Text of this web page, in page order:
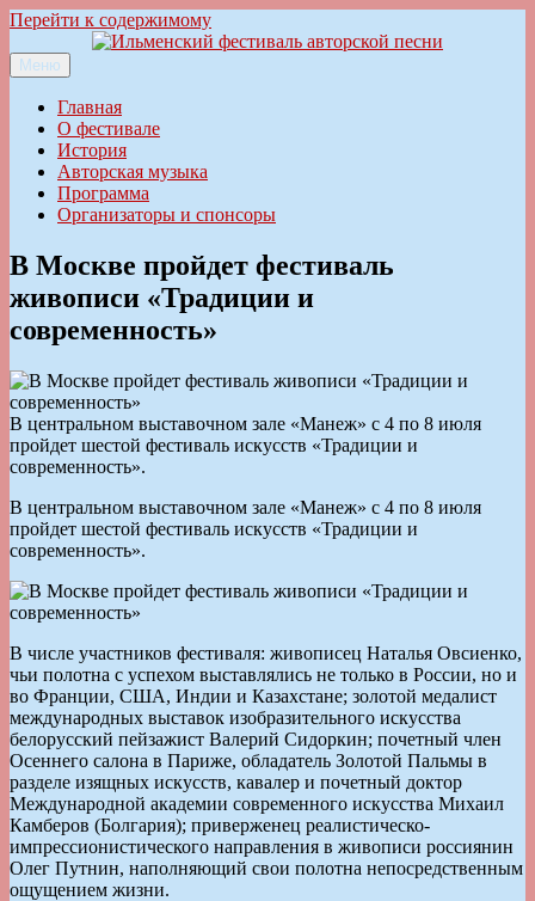
Перейти к содержимому
Ильменский фестиваль авторской песни
Меню
Главная
О фестивале
История
Авторская музыка
Программа
Организаторы и спонсоры
В Москве пройдет фестиваль
живописи «Традиции и
современность»
В центральном выставочном зале «Манеж» с 4 по 8 июля
пройдет шестой фестиваль искусств «Традиции и
современность».
В центральном выставочном зале «Манеж» с 4 по 8 июля
пройдет шестой фестиваль искусств «Традиции и
современность».
В числе участников фестиваля: живописец Наталья Овсиенко,
чьи полотна с успехом выставлялись не только в России, но и
во Франции, США, Индии и Казахстане; золотой медалист
международных выставок изобразительного искусства
белорусский пейзажист Валерий Сидоркин; почетный член
Осеннего салона в Париже, обладатель Золотой Пальмы в
разделе изящных искусств, кавалер и почетный доктор
Международной академии современного искусства Михаил
Камберов (Болгария); приверженец реалистическо-
импрессионистического направления в живописи россиянин
Олег Путнин, наполняющий свои полотна непосредственным
ощущением жизни.